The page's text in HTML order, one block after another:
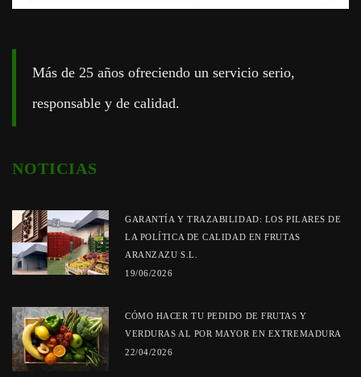
Más de 25 años ofreciendo un servicio serio,
responsable y de calidad.
NOTICIAS
GARANTÍA Y TRAZABILIDAD: LOS PILARES DE
LA POLÍTICA DE CALIDAD EN FRUTAS
ARANZAZU S.L.
19/06/2026
CÓMO HACER TU PEDIDO DE FRUTAS Y
VERDURAS AL POR MAYOR EN EXTREMADURA
22/04/2026